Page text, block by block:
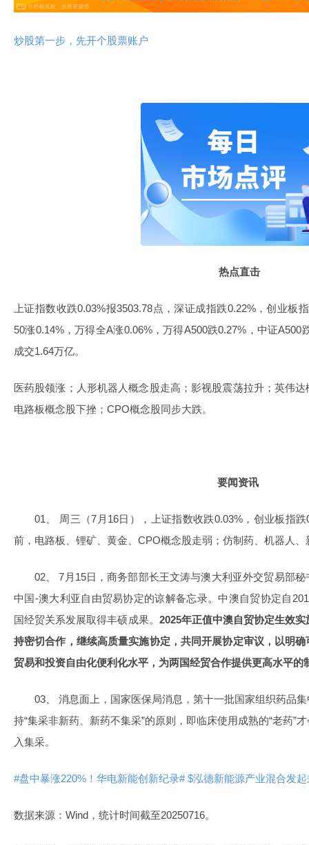
炒股第一步，先开个股票账户
热点直击
上证指数收跌0.03%报3503.78点，深证成指跌0.22%，创业板
50涨0.14%，万得全A涨0.06%，万得A500跌0.27%，中证A500
成交1.64万亿。
医药股领涨；人形机器人概念股走高；影视股震荡拉升；英伟
电路板概念股下挫；CPO概念股同步大跌。
要闻资讯
01、 周三（7月16日），上证指数收跌0.03%，创业板指
前，电路板、锂矿、黄金、CPO概念股走弱；仿制药、机器人
02、 7月15日，商务部部长王文涛与澳大利亚外交贸易部
中国-澳大利亚自由贸易协定的谅解备忘录。中澳自贸协定自
国经贸关系发展取得丰硕成果。 2025年正值中澳自贸协定生效
持密切合作，继续高质量实施协定，共同开展协定审议，以明
贸易和投资自由化便利化水平，为两国经贸合作提供更高水平的
03、 消息面上，国家医保局消息，第十一批国家组织药品
持“集采非新药、新药不集采”的原则，即临床使用成熟的“老药”
入集采。
#盘中暴涨220%！华电新能创新纪录# $泓德新能源产业混合发
数据来源：Wind，统计时间截至20250716。